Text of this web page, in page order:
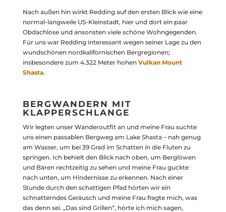
Nach außen hin wirkt Redding auf den ersten Blick wie eine
normal-langweile US-Kleinstadt, hier und dort ein paar
Obdachlose und ansonsten viele schöne Wohngegenden.
Für uns war Redding interessant wegen seiner Lage zu den
wundschönen nordkalifornischen Bergregionen;
insbesondere zum 4.322 Meter hohen Vulkan Mount
Shasta.
BERGWANDERN MIT
KLAPPERSCHLANGE
Wir legten unser Wanderoutfit an und meine Frau suchte
uns einen passablen Bergweg am Lake Shasta – nah genug
am Wasser, um bei 39 Grad im Schatten in die Fluten zu
springen. Ich behielt den Blick nach oben, um Berglöwen
und Bären rechtzeitig zu sehen und meine Frau guckte
nach unten, um Hindernisse zu erkennen. Nach einer
Stunde durch den schattigen Pfad hörten wir ein
schnatterndes Geräusch und meine Frau fragte mich, was
das denn sei. „Das sind Grillen“, hörte ich mich sagen,